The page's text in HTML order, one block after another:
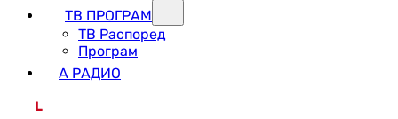
ТВ ПРОГРАМ
ТВ Распоред
Програм
А РАДИО
L